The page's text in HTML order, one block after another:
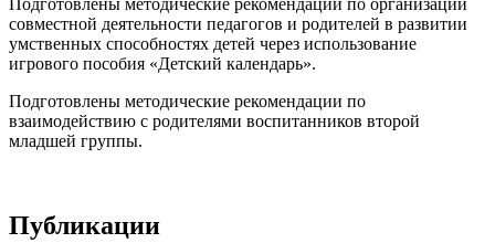
совместной деятельности педагогов и родителей в развитии
умственных способностях детей через использование
игрового пособия «Детский календарь».
Подготовлены методические рекомендации по
взаимодействию с родителями воспитанников второй
младшей группы.
Публикации